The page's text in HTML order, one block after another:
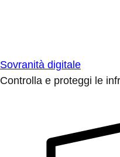
Sovranità digitale
Controlla e proteggi le